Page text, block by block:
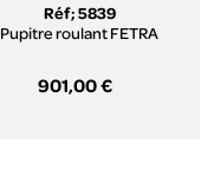
Réf; 5839
Pupitre roulant FETRA
901,00 €